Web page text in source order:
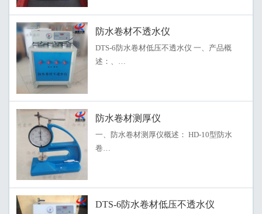
防水卷材不透水仪
DTS-6防水卷材低压不透水仪 一、产品概
述：、…
防水卷材测厚仪
一、防水卷材测厚仪概述： HD-10型防水
卷…
DTS-6防水卷材低压不透水仪